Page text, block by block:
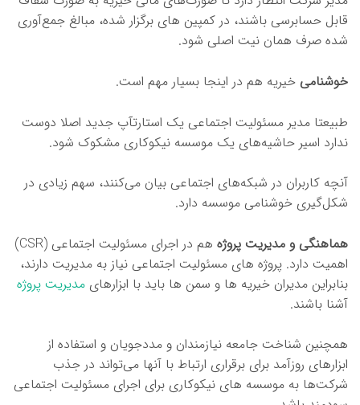
قابل حسابرسی باشند، در کمپین های برگزار شده، مبالغ جمع‌آوری
شده صرف همان نیت اصلی شود.
خوشنامی خیریه هم در اینجا بسیار مهم است.
طبیعتا مدیر مسئولیت اجتماعی یک استارتآپ جدید اصلا دوست
ندارد اسیر حاشیه‌های یک موسسه نیکوکاری مشکوک شود.
آنچه کاربران در شبکه‌های اجتماعی بیان می‌کنند، سهم زیادی در
شکل‌گیری خوشنامی موسسه دارد.
هماهنگی و مدیریت پروژه
هم در اجرای مسئولیت اجتماعی (CSR)
اهمیت دارد. پروژه های مسئولیت اجتماعی نیاز به مدیریت دارند،
بنابراین مدیران خیریه ها و سمن ها باید با ابزارهای مدیریت پروژه
آشنا باشند.
همچنین شناخت جامعه نیازمندان و مددجویان و استفاده از
ابزارهای روزآمد برای برقراری ارتباط با آنها می‌تواند در جذب
شرکت‌ها به موسسه ‌های نیکوکاری برای اجرای مسئولیت اجتماعی